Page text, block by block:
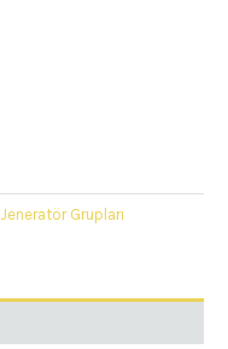
Jeneratör Grupları